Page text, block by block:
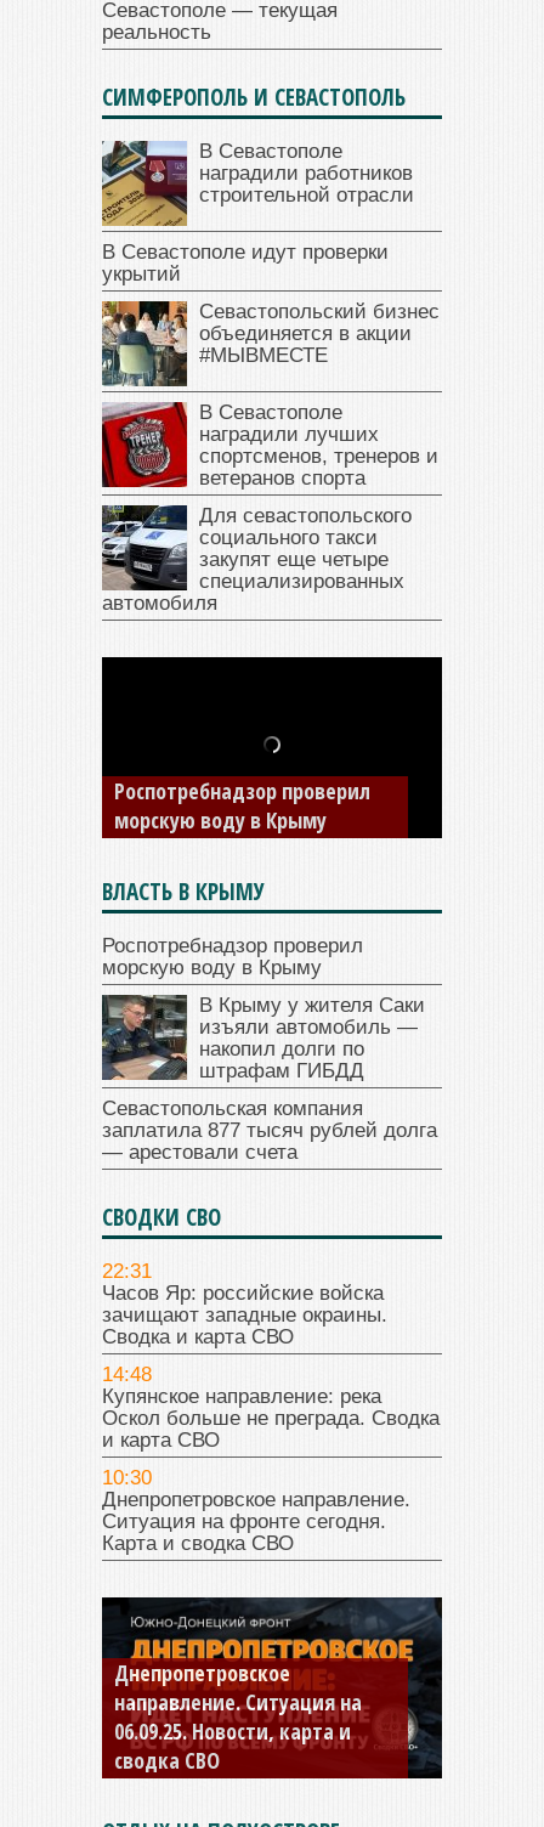
Севастополе — текущая
реальность
СИМФЕРОПОЛЬ И СЕВАСТОПОЛЬ
В Севастополе
наградили работников
строительной отрасли
В Севастополе идут проверки
укрытий
Севастопольский бизнес
объединяется в акции
#МЫВМЕСТЕ
В Севастополе
наградили лучших
спортсменов, тренеров и
ветеранов спорта
Для севастопольского
социального такси
закупят еще четыре
специализированных
автомобиля
В Крыму у жителя Саки
изъяли автомобиль —
накопил долги по штрафам
ГИБДД
ВЛАСТЬ В КРЫМУ
Роспотребнадзор проверил
морскую воду в Крыму
В Крыму у жителя Саки
изъяли автомобиль —
накопил долги по
штрафам ГИБДД
Севастопольская компания
заплатила 877 тысяч рублей долга
— арестовали счета
СВОДКИ СВО
22:31
Часов Яр: российские войска
зачищают западные окраины.
Сводка и карта СВО
14:48
Купянское направление: река
Оскол больше не преграда. Сводка
и карта СВО
10:30
Днепропетровское направление.
Ситуация на фронте сегодня.
Карта и сводка СВО
Днепропетровское
направление. Ситуация на
06.09.25. Новости, карта и
сводка СВО
Константиновское
направление. Ситуация на
04.09.25 Новости, карта и
сводка СВО